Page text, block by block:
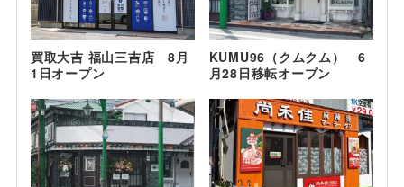
買取大吉 福山三吉店 8月
1日オープン
KUMU96（クムクム） 6
月28日移転オープン